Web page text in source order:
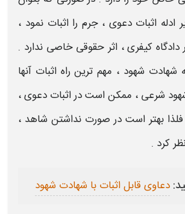
ادله اثبات دعوی ، جرم را اثبات نمود ،
کیفری،اثرحقوقی خاصی ندارد .
شهادت شهود ، مهم ترین راه اثبات آنها
شرعی ، ممکن است در اثبات دعوی ،
فلذا بهتر است در صورت نداشتن شاهد ،
کرد .
دعاوی قابل اثبات با شهادت شهود